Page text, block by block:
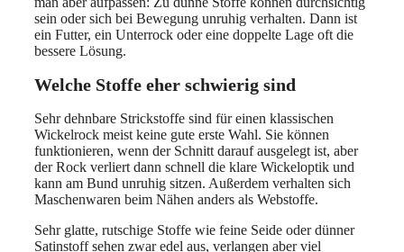
sein oder sich bei Bewegung unruhig verhalten. Dann ist
ein Futter, ein Unterrock oder eine doppelte Lage oft die
bessere Lösung.
Welche Stoffe eher schwierig sind
Sehr dehnbare Strickstoffe sind für einen klassischen
Wickelrock meist keine gute erste Wahl. Sie können
funktionieren, wenn der Schnitt darauf ausgelegt ist, aber
der Rock verliert dann schnell die klare Wickeloptik und
kann am Bund unruhig sitzen. Außerdem verhalten sich
Maschenwaren beim Nähen anders als Webstoffe.
Sehr glatte, rutschige Stoffe wie feine Seide oder dünner
Satinstoff sehen zwar edel aus, verlangen aber viel